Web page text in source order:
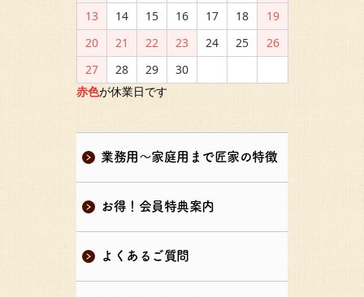
13
14 15 16 17 18
19
20
21 22 23 24 25
26
27
28 29
30
赤色が休業日です
業務用～家庭用まで匠家の特徴
お得！会員特典案内
よくあるご質問